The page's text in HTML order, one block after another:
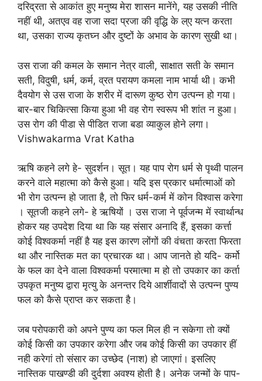
दरिद्रता से आकांत हुए मनुष्य मेरा शासन मानेंगे, यह उसकी नीति
नहीं थी, अतएव वह राजा सदा प्रजा की वृद्धि के ल्ए यत्न करता
था, उसका राज्य कृतघ्न और दुष्टों के अभाव के कारण सुखी था।
उस राजा की कमल के समान नेत्र वाली, साक्षात सती के समान
सती, विदुषी, धर्म, कर्म, व्रत परायण कमला नाम भार्या थी। कभी
दैवयोग से उस राजा के शरीर में दारूण कुष्ठ रोग उत्पन्न हो गया।
बार-बार चिकित्सा किया हुआ भी वह रोग स्वरूप भी शांत न हुआ।
उस रोग की पीडा से पीडित राजा बडा व्याकुल होने लगा।
Vishwakarma Vrat Katha
ऋषि कहने लगे हे- सुदर्शन। सूत। यह पाप रोग धर्म से पृथ्वी पालन
करने वाले महात्मा को कैसे हुआ। यदि इस प्रकार धर्मात्माओं को
भी रोग उत्पन्न हो जाता है, तो फिर धर्म-कर्म में कोन विश्वास करेगा
। सूतजी कहने लगे- हे ऋषियों । उस राजा ने पूर्वजन्म में स्वार्थान्ध
होकर यह उपदेश दिया था कि यह संसार अनादि हैं, इसका कर्त्ता
कोई विश्वकर्मा नहीं है यह इस कारण लोंगों की वंचता करता फिरता
था और नास्तिक मत का प्रचारक था। आप जानते हो यदि- कर्मो
के फल का देने वाला विश्वकर्मा परमात्मा म हो तो उपकार का कर्ता
उपकृत मनुष्य द्वारा मृत्यु के अनन्तर दिये आर्शीवादों से उत्पन्न पुण्य
फल को कैसे प्राप्त कर सकता है।
जब परोपकारी को अपने पुण्य का फल मिल ही न सकेगा तो क्यों
कोई किसी का उपकार करेगा और जब कोई किसी का उपकार हीं
नही करेगां तो संसार का उच्छेद (नाश) हो जाएगां। इसलिए
नास्तिक पाखण्डी की दुर्दशा अवश्य होती है। अनेक जन्मों के पाप-